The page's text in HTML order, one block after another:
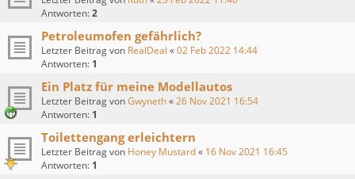
Antworten:2
Petroleumofen gefährlich?
Letzter Beitrag von RealDeal «02 Feb 2022 14:44
Antworten: 1
Ein Platz für meine Modellautos
Letzter Beitrag vonGwyneth«26 Nov 2021 16:54
Antworten: 1
Toilettengang erleichtern
Letzter Beitrag von Honey Mustard« 16 Nov 2021 16:45
Antworten: 1